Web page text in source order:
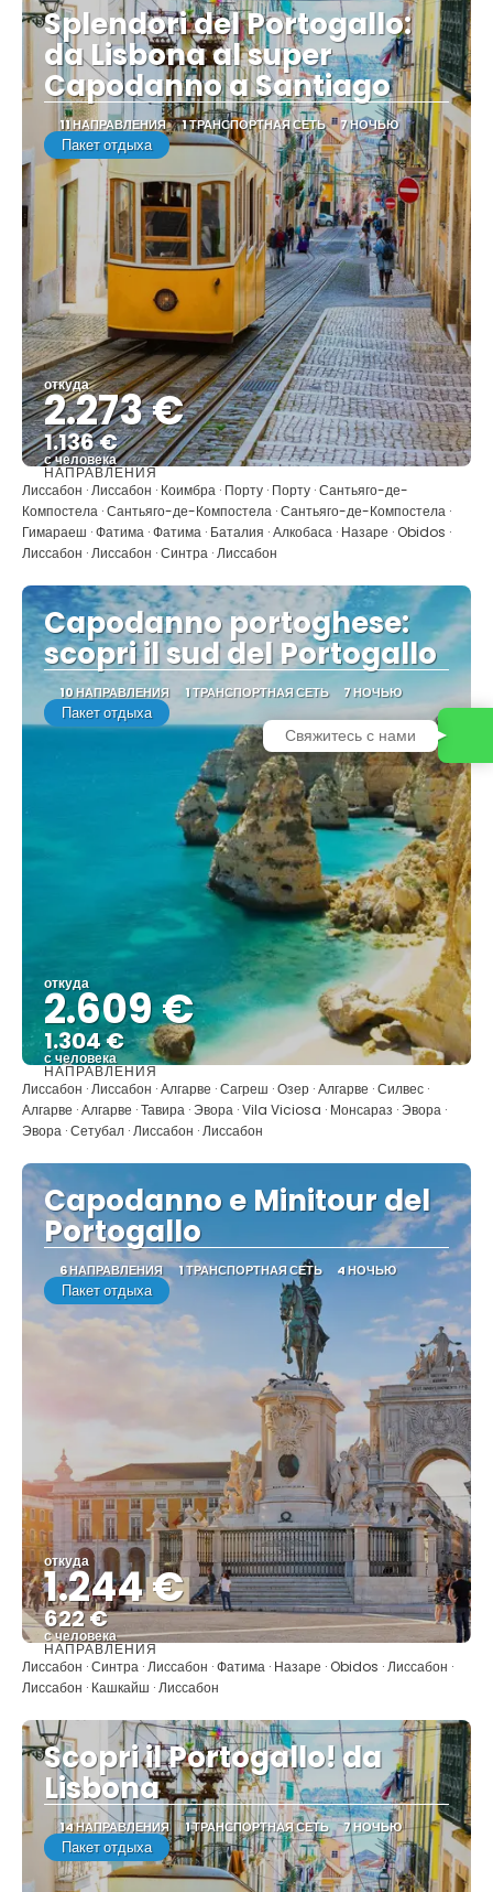
Splendori del Portogallo:
da Lisbona al super
Capodanno a Santiago
11 НАПРАВЛЕНИЯ 1 ТРАНСПОРТНАЯ СЕТЬ 7 НОЧЬЮ
Пакет отдыха
откуда
2.273 €
1.136 €
с человека
Видеть
НАПРАВЛЕНИЯ
Лиссабон · Лиссабон · Коимбра · Порту · Порту · Сантьяго-де-
Компостела · Сантьяго-де-Компостела · Сантьяго-де-Компостела ·
Гимараеш · Фатима · Фатима · Баталия · Алкобаса · Назаре · Obidos ·
Лиссабон · Лиссабон · Синтра · Лиссабон
Capodanno portoghese:
scopri il sud del Portogallo
10 НАПРАВЛЕНИЯ 1 ТРАНСПОРТНАЯ СЕТЬ 7 НОЧЬЮ
Пакет отдыха
откуда
2.609 €
1.304 €
с человека
Видеть
НАПРАВЛЕНИЯ
Лиссабон · Лиссабон · Алгарве · Сагреш · Озер · Алгарве · Силвес ·
Алгарве · Алгарве · Тавира · Эвора · Vila Viciosa · Монсараз · Эвора ·
Эвора · Сетубал · Лиссабон · Лиссабон
Capodanno e Minitour del
Portogallo
6 НАПРАВЛЕНИЯ 1 ТРАНСПОРТНАЯ СЕТЬ 4 НОЧЬЮ
Пакет отдыха
откуда
1.244 €
622 €
с человека
Видеть
НАПРАВЛЕНИЯ
Лиссабон · Синтра · Лиссабон · Фатима · Назаре · Obidos · Лиссабон ·
Лиссабон · Кашкайш · Лиссабон
Scopri il Portogallo! da
Lisbona
14 НАПРАВЛЕНИЯ 1 ТРАНСПОРТНАЯ СЕТЬ 7 НОЧЬЮ
Пакет отдыха